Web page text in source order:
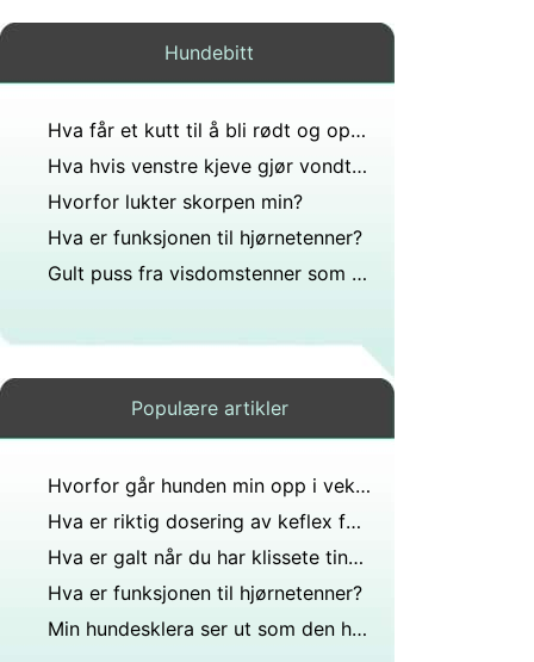
Hundebitt
Hva får et kutt til å bli rødt og oppblåst?
Hva hvis venstre kjeve gjør vondt du ikke kan spise det gjør vondt tygge med høyre og det?
Hvorfor lukter skorpen min?
Hva er funksjonen til hjørnetenner?
Gult puss fra visdomstenner som kuttes ut?
Populære artikler
Hvorfor går hunden min opp i vekt?
Hva er riktig dosering av keflex for en hund med staph-infeksjon?
Hva er galt når du har klissete ting rundt munnen og det aldri forsvinner eller vil, men kommer tilbake om noen få minutter?
Hva er funksjonen til hjørnetenner?
Min hundesklera ser ut som den har en spratt blodåre. Er det en nødsituasjon?